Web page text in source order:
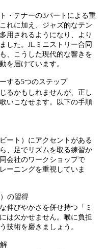
・テナーの3パートによる重
れに加え、ジャズ的なテン
用されるようになり、より
した。JLミニストリー合同
、こうした現代的な響きを
を届けています。
する5つのステップ
るかもしれませんが、正し
いこなせます。以下の手順
ート）にアクセントがある
、足でリズムを取る練習か
会社のワークショップで
ーニングを重視していま
の習得
伸びやかさを併せ持つ「ミ
は欠かせません。喉に負担
技術を磨きましょう。